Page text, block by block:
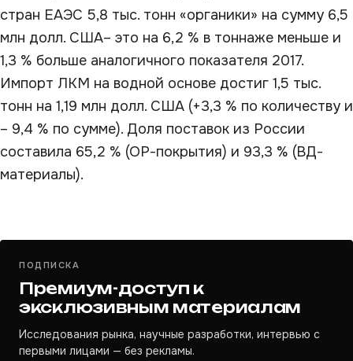
стран ЕАЭС 5,8 тыс. тонн «органики» на сумму 6,5
млн долл. США– это на 6,2 % в тоннаже меньше и
1,3 % больше аналогичного показателя 2017.
Импорт ЛКМ на водной основе достиг 1,5 тыс.
тонн на 1,19 млн долл. США (+3,3 % по количеству и
– 9,4 % по сумме). Доля поставок из России
составила 65,2 % (ОР-покрытия) и 93,3 % (ВД-
материалы).
ПОДПИСКА
Премиум-доступ к
эксклюзивным материалам
Исследования рынка, научные разработки, интервью с
первыми лицами — без рекламы.